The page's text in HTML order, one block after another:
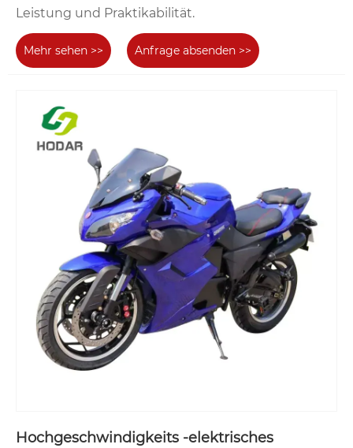
Leistung und Praktikabilität.
Mehr sehen >> Anfrage absenden >>
Hochgeschwindigkeits -elektrisches